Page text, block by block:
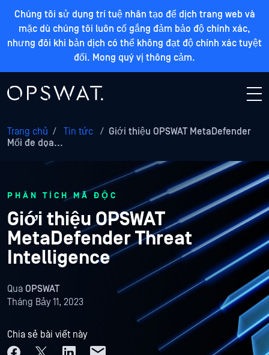
Chúng tôi sử dụng trí tuệ nhân tạo để dịch trang web và
mặc dù chúng tôi luôn cố gắng đảm bảo độ chính xác,
nhưng đôi khi bản dịch có thể không đạt độ chính xác tuyệt
đối. Mong quý vị thông cảm.
Trang chủ / Tin tức / Giới thiệu OPSWAT MetaDefender
Mối đe dọa...
PHÂN TÍCH MÃ ĐỘC
Giới thiệu OPSWAT
MetaDefender Threat
Intelligence
Qua OPSWAT
Tháng Bảy 11, 2023
Chia sẻ bài viết này